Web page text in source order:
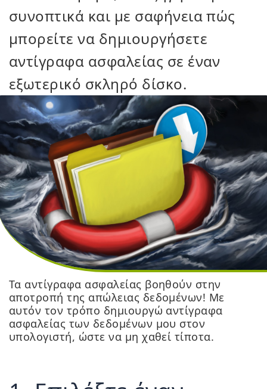
συνοπτικά και με σαφήνεια πώς
μπορείτε να δημιουργήσετε
αντίγραφα ασφαλείας σε έναν
εξωτερικό σκληρό δίσκο.
Τα αντίγραφα ασφαλείας βοηθούν στην
αποτροπή της απώλειας δεδομένων! Με
αυτόν τον τρόπο δημιουργώ αντίγραφα
ασφαλείας των δεδομένων μου στον
υπολογιστή, ώστε να μη χαθεί τίποτα.